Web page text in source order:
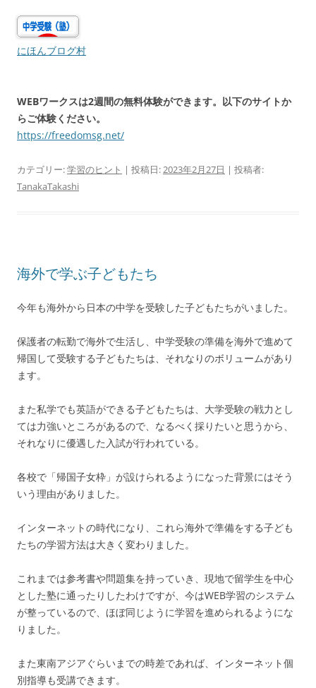
にほんブログ村
WEBワークスは2週間の無料体験ができます。以下のサイトか
らご体験ください。
https://freedomsg.net/
カテゴリー:学習のヒント | 投稿日:2023年2月27日 | 投稿者:
TanakaTakashi
海外で学ぶ子どもたち
今年も海外から日本の中学を受験した子どもたちがいました。
保護者の転勤で海外で生活し、中学受験の準備を海外で進めて
帰国して受験する子どもたちは、それなりのボリュームがあり
ます。
また私学でも英語ができる子どもたちは、大学受験の戦力とし
ては力強いところがあるので、なるべく採りたいと思うから、
それなりに優遇した入試が行われている。
各校で「帰国子女枠」が設けられるようになった背景にはそう
いう理由がありました。
インターネットの時代になり、これら海外で準備をする子ども
たちの学習方法は大きく変わりました。
これまでは参考書や問題集を持っていき、現地で留学生を中心
とした塾に通ったりしたわけですが、今はWEB学習のシステム
が整っているので、ほぼ同じように学習を進められるようにな
りました。
また東南アジアぐらいまでの時差であれば、インターネット個
別指導も受講できます。